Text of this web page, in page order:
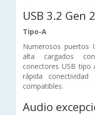
USB 3.2 Gen 2
Tipo-A
Numerosos puertos
alta cargados
conectores USB
rápida
compatibles.
Audio